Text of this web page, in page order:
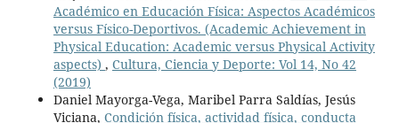
Académico en Educación Física: Aspectos Académicos
versus Físico-Deportivos. (Academic Achievement in
Physical Education: Academic versus Physical Activity
aspects) , Cultura, Ciencia y Deporte: Vol 14, No 42
(2019)
Daniel Mayorga-Vega, Maribel Parra Saldías, Jesús
Viciana, Condición física, actividad física, conducta